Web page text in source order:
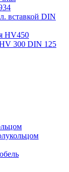
вставкой DIN
HV450
300 DIN 125